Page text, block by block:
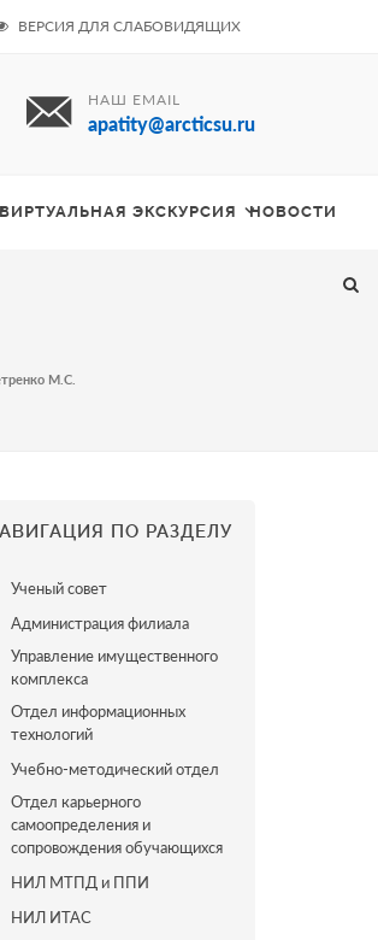
ВЕРСИЯ ДЛЯ СЛАБОВИДЯЩИХ
НАШ EMAIL
apatity@arcticsu.ru
ВИРТУАЛЬНАЯ ЭКСКУРСИЯ НОВОСТИ
М.С.
ПО РАЗДЕЛУ
Ученый совет
Администрация филиала
Управление имущественного
комплекса
Отдел информационных
технологий
Учебно-методический отдел
Отдел карьерного
самоопределения и
сопровождения обучающихся
НИЛ МТПД и ППИ
НИЛ ИТАС